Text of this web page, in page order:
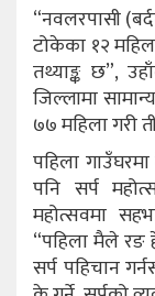
“नवलरपासी
टोकेका १२
तथ्याङ्क छ”,
जिल्लामा
७७ महिला गरी
पहिला
पनि सर्प
महोत्सवमा
“पहिला मैले रङ
सर्प पहिचान